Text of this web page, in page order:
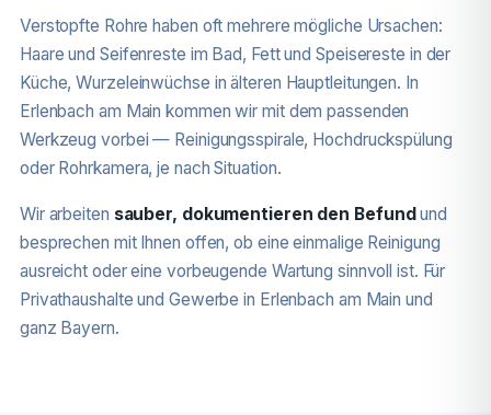
Verstopfte Rohre haben oft mehrere mögliche Ursachen:
Haare und Seifenreste im Bad, Fett und Speisereste in der
Küche, Wurzeleinwüchse in älteren Hauptleitungen. In
Erlenbach am Main kommen wir mit dem passenden
Werkzeug vorbei — Reinigungsspirale, Hochdruckspülung
oder Rohrkamera, je nach Situation.
Wir arbeiten sauber, dokumentieren den Befundund
besprechen mit Ihnen offen, ob eine einmalige Reinigung
ausreicht oder eine vorbeugende Wartung sinnvoll ist. Für
Privathaushalte und Gewerbe in Erlenbach am Main und
ganz Bayern.